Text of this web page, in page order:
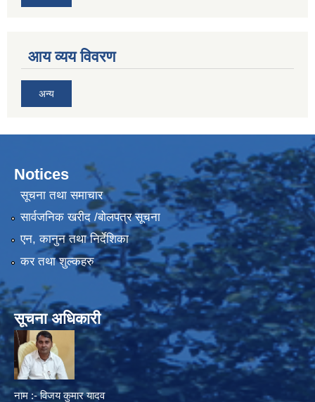
आय व्यय विवरण
अन्य
Notices
सूचना तथा समाचार
सार्वजनिक खरीद /बोलपत्र सूचना
एन, कानुन तथा निर्देशिका
कर तथा शुल्कहरु
सूचना अधिकारी
नाम :- विजय कुमार यादव